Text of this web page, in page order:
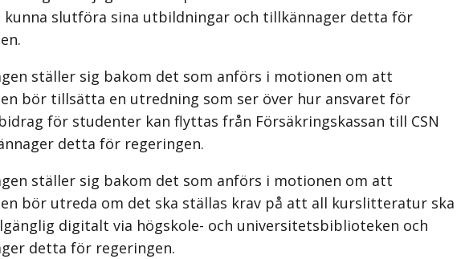
slutföra sina utbildningar och tillkännager detta för
ställer sig bakom det som anförs i motionen om att
bör tillsätta en utredning som ser över hur ansvaret för
för studenter kan flyttas från Försäkringskassan till CSN
detta för regeringen.
ställer sig bakom det som anförs i motionen om att
bör utreda om det ska ställas krav på att all kurslitteratur ska
digitalt via högskole- och universitetsbiblioteken och
detta för regeringen.